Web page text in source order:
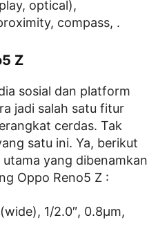
optical),
compass, .
Z
sosial dan platform
jadi salah satu fitur
cerdas. Tak
satu ini. Ya, berikut
yang dibenamkan
Oppo Reno5 Z :
1/2.0″, 0.8µm,